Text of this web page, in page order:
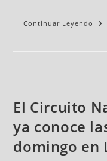
Continuar Leyendo
El Circuito
ya conoce
domingo en